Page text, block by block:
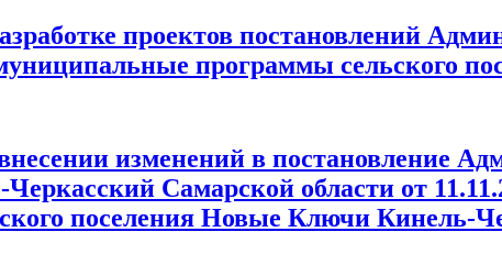
проектов постановлений
программы сельского
изменений в постановление
Самарской области от
поселения Новые Ключи Кинель-